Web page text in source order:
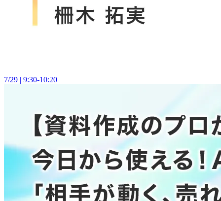
7/29 | 9:30-10:20